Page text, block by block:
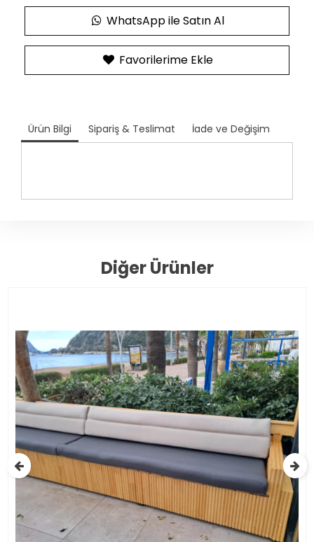
WhatsApp ile Satın Al
Favorilerime Ekle
Ürün Bilgi Sipariş & Teslimat İade ve Değişim
Diğer Ürünler